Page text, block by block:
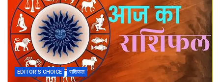
o
o
k
n
A
p
p
EDITOR'S CHOICE राशिफल